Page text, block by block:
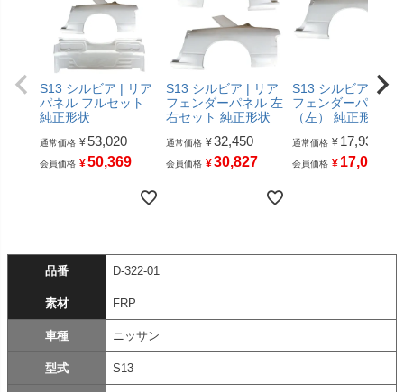
S13 シルビア | リア
パネル フルセット
純正形状
通常価格 ¥53,020
会員価格 ¥50,369
S13 シルビア | リア
フェンダーパネル 左
右セット 純正形状
通常価格 ¥32,450
会員価格 ¥30,827
S13 シルビア | リア
フェンダーパネル
（左） 純正形状
通常価格 ¥ 17,930
会員価格 ¥ 17,033
品番 D-322-01
素材 FRP
車種 ニッサン
型式 S13